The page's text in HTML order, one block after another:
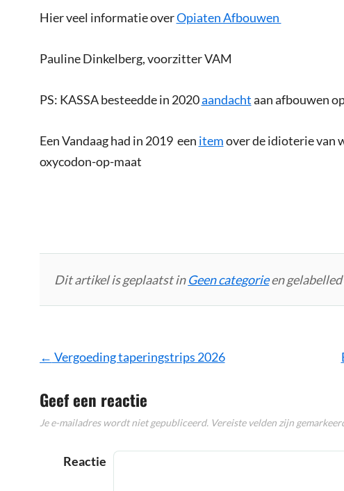
Hier veel informatie overOpiaten Afbouwen
Pauline Dinkelberg, voorzitter VAM
PS: KASSA besteedde in 2020aandachtaan afbouwen
Een Vandaag had in 2019 een itemover de idioterie van
oxycodon-op-maat
Dit artikel is geplaatst inGeen categorieen
Bericht
← Vergoeding taperingstrips 2026
Geef een reactie
Je e-mailadres wordt niet gepubliceerd. Vereiste velden zijn
Reactie